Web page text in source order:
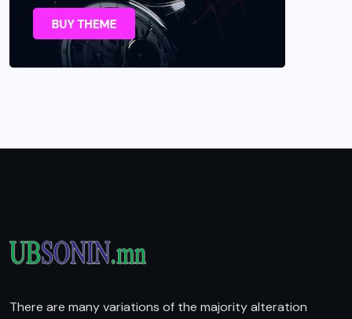
There are many variations of the majority alteration